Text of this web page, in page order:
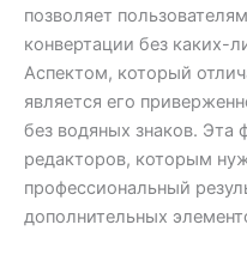
позволяет
конвертации без каких-
Аспектом, который
является его
без водяных знаков. Эта
редакторов, которым
профессиональный
дополнительных